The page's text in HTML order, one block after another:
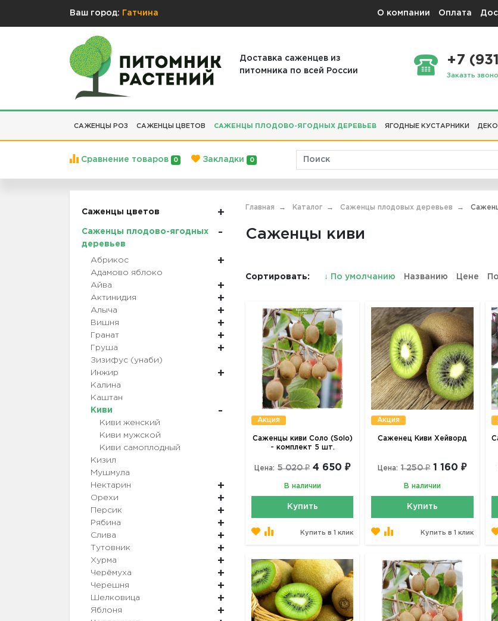
Ваш город: Гатчина О компании Оплата
Доставка саженцев из
питомника по всей России
+7
Заказть
САЖЕНЦЫ РОЗ САЖЕНЦЫ ЦВЕТОВ САЖЕНЦЫ ПЛОДОВО-ЯГОДНЫХ ДЕРЕВЬЕВ ЯГОДНЫЕ КУСТАРНИКИ
Сравнение товаров 0 Закладки 0
Саженцы цветов
Саженцы плодово-ягодных
деревьев
Абрикос
Адамово яблоко
Айва
Актинидия
Алыча
Вишня
Гранат
Груша
Зизифус (унаби)
Инжир
Калина
Каштан
Киви
Киви женский
Киви мужской
Киви самоплодный
Кизил
Мушмула
Нектарин
Орехи
Персик
Рябина
Слива
Тутовник
Хурма
Черёмуха
Черешня
Шелковица
Яблоня
Главная Каталог Саженцы плодовых деревьев
Саженцы киви
Сортировать: ↓ По умолчанию Названию Цене
Акция
Саженцы киви Соло (Solo)
- комплект 5 шт.
Цена: 5 020 ₽ 4 650 ₽
В наличии
Купить
Купить в 1 клик
Акция
Саженец Киви Хейворд
Цена: 1 250 ₽ 1 160 ₽
В наличии
Купить
Купить в 1 клик